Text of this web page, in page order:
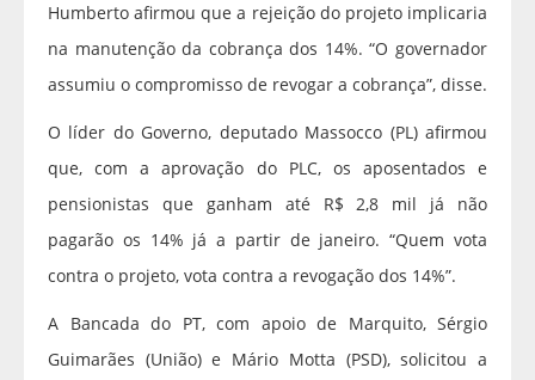
Humberto afirmou que a rejeição do projeto implicaria
na manutenção da cobrança dos 14%. “O governador
assumiu o compromisso de revogar a cobrança”, disse.
O líder do Governo, deputado Massocco (PL) afirmou
que, com a aprovação do PLC, os aposentados e
pensionistas que ganham até R$ 2,8 mil já não
pagarão os 14% já a partir de janeiro. “Quem vota
contra o projeto, vota contra a revogação dos 14%”.
A Bancada do PT, com apoio de Marquito, Sérgio
Guimarães (União) e Mário Motta (PSD), solicitou a